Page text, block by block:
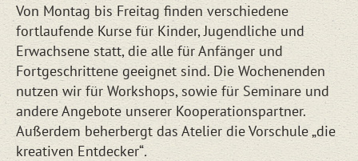
Von Montag bis Freitag finden verschiedene
fortlaufende Kurse für Kinder, Jugendliche und
Erwachsene statt, die alle für Anfänger und
Fortgeschrittene geeignet sind. Die Wochenenden
nutzen wir für Workshops, sowie für Seminare und
andere Angebote unserer Kooperationspartner.
Außerdem beherbergt das Atelier die Vorschule „die
kreativen Entdecker“.